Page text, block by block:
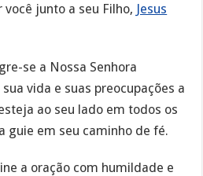
junto a seu Filho, Jesus
se a Nossa Senhora
vida e suas preocupações a
ao seu lado em todos os
guie em seu caminho de fé.
a oração com humildade e